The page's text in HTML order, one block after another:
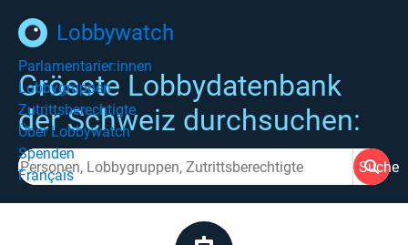
Lobbywatch
Parlamentarier:innen
Lobbygruppen
Zutrittsberechtigte
Über Lobbywatch
Spenden
Français
Grösste Lobbydatenbank
der Schweiz durchsuchen:
Suche